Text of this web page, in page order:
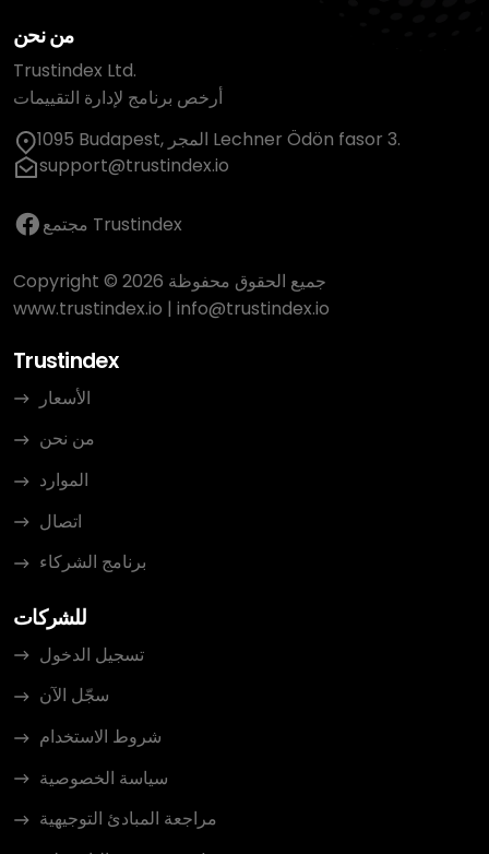
من نحن
Trustindex Ltd.
أرخص برنامج لإدارة التقييمات
1095 Budapest, المجر Lechner Ödön fasor 3.
support@trustindex.io
مجتمع Trustindex
Copyright © 2026 جميع الحقوق محفوظة
www.trustindex.io | info@trustindex.io
Trustindex
الأسعار
من نحن
الموارد
اتصال
برنامج الشركاء
للشركات
تسجيل الدخول
سجّل الآن
شروط الاستخدام
سياسة الخصوصية
مراجعة المبادئ التوجيهية